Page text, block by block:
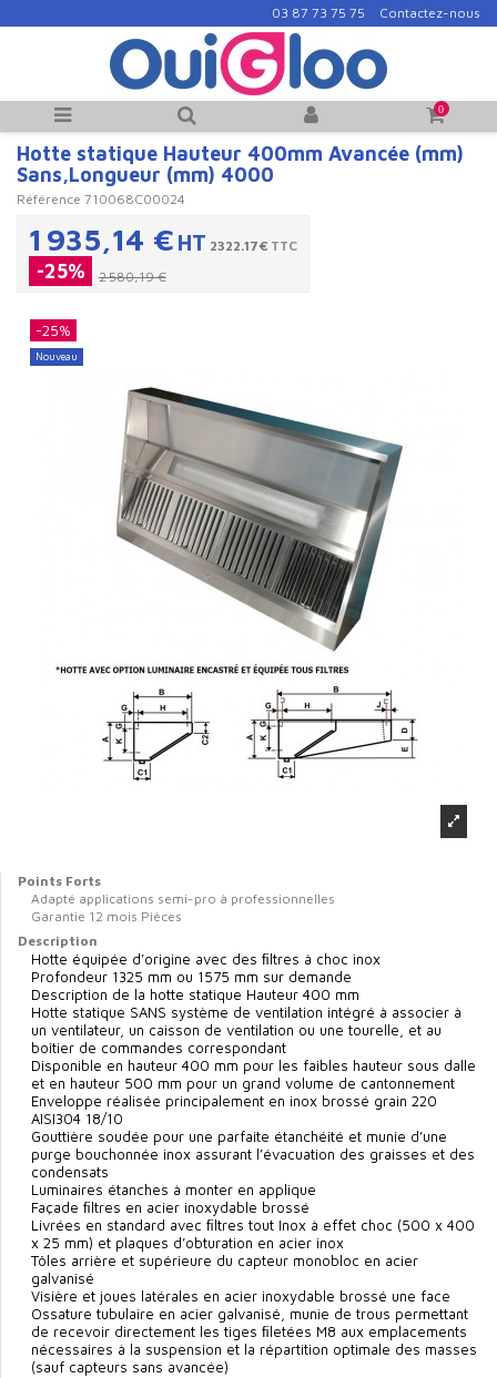
03 87 73 75 75 Contactez-nous
0
Hotte statique Hauteur 400mm Avancée (mm)
Sans,Longueur (mm) 4000
Référence 710068C00024
1 935,14 € HT 2322.17€ TTC
-25% 2 580,19 €
-25%
Nouveau
Points Forts
Adapté applications semi-pro à professionnelles
Garantie 12 mois Pièces
Description
Hotte équipée d’origine avec des ﬁltres à choc inox
Profondeur 1325 mm ou 1575 mm sur demande
Description de la hotte statique Hauteur 400 mm
Hotte statique SANS système de ventilation intégré à associer à
un ventilateur, un caisson de ventilation ou une tourelle, et au
boîtier de commandes correspondant
Disponible en hauteur 400 mm pour les faibles hauteur sous dalle
et en hauteur 500 mm pour un grand volume de cantonnement
Enveloppe réalisée principalement en inox brossé grain 220
AISI304 18/10
Gouttière soudée pour une parfaite étanchéité et munie d’une
purge bouchonnée inox assurant l’évacuation des graisses et des
condensats
Luminaires étanches à monter en applique
Façade ﬁltres en acier inoxydable brossé
Livrées en standard avec ﬁltres tout Inox à effet choc (500 x 400
x 25 mm) et plaques d’obturation en acier inox
Tôles arrière et supérieure du capteur monobloc en acier
galvanisé
Visière et joues latérales en acier inoxydable brossé une face
Ossature tubulaire en acier galvanisé, munie de trous permettant
de recevoir directement les tiges ﬁletées M8 aux emplacements
nécessaires à la suspension et la répartition optimale des masses
(sauf capteurs sans avancée)